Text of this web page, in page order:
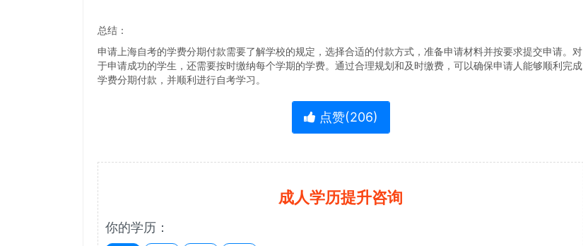
总结：
申请上海自考的学费分期付款需要了解学校的规定，选择合适的付款方式，准备申请材料并按要求提交申请。对
于申请成功的学生，还需要按时缴纳每个学期的学费。通过合理规划和及时缴费，可以确保申请人能够顺利完成
学费分期付款，并顺利进行自考学习。
点赞(206)
成人学历提升咨询
你的学历：